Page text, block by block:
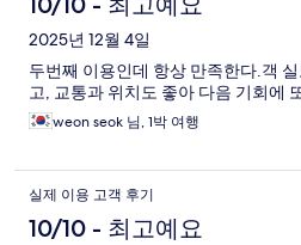
2025년 12월 4일
두번째 이용인데 항상 만족한다.객
고, 교통과 위치도 좋아 다음 기회에
weon seok 님, 1박 여행
실제 이용 고객 후기
10/10 - 최고예요